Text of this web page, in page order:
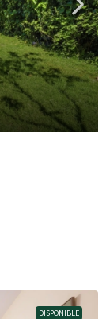
DISPONIBLE